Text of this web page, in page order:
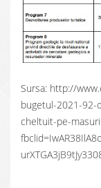
Sursa: http://
bugetul-2021-92-
cheltuit-pe-